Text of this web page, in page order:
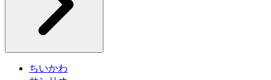
ちいかわ